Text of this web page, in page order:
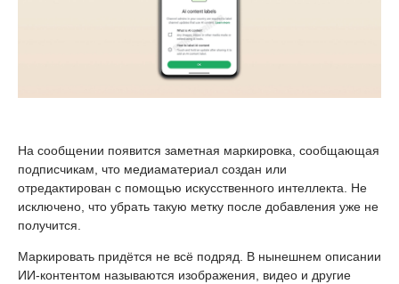
На сообщении появится заметная маркировка, сообщающая
подписчикам, что медиаматериал создан или
отредактирован с помощью искусственного интеллекта. Не
исключено, что убрать такую метку после добавления уже не
получится.
Маркировать придётся не всё подряд. В нынешнем описании
ИИ-контентом называются изображения, видео и другие